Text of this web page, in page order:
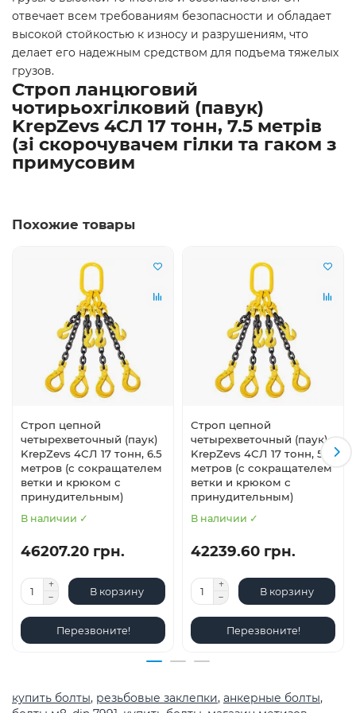
отвечает всем требованиям безопасности и обладает
высокой стойкостью к износу и разрушениям, что
делает его надежным средством для подъема тяжелых
грузов.
Строп ланцюговий
чотирьохгілковий (павук)
KrepZevs 4СЛ 17 тонн, 7.5 метрів
(зі скорочувачем гілки та гаком з
примусовим
Похожие товары
Строп цепной
четырехветочный (паук)
KrepZevs 4СЛ 17 тонн, 6.5
метров (с сокращателем
ветки и крюком с
принудительным)
В наличии ✓
46207.20 грн.
В корзину
Перезвоните!
Строп цепной
четырехветочный (паук)
KrepZevs 4СЛ 17 тонн, 5.5
метров (с сокращателем
ветки и крюком с
принудительным)
В наличии ✓
42239.60 грн.
В корзину
Перезвоните!
купить болты, резьбовые заклепки, анкерные болты,